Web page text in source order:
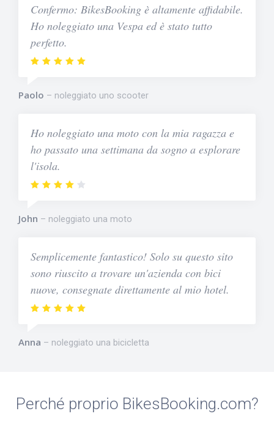
Confermo: BikesBooking è altamente affidabile.
Ho noleggiato una Vespa ed è stato tutto
perfetto.
Paolo noleggiato uno scooter
Ho noleggiato una moto con la mia ragazza e
ho passato una settimana da sogno a esplorare
l'isola.
John noleggiato una moto
Semplicemente fantastico! Solo su questo sito
sono riuscito a trovare un'azienda con bici
nuove, consegnate direttamente al mio hotel.
Anna noleggiato una bicicletta
Perché proprio BikesBooking.com?